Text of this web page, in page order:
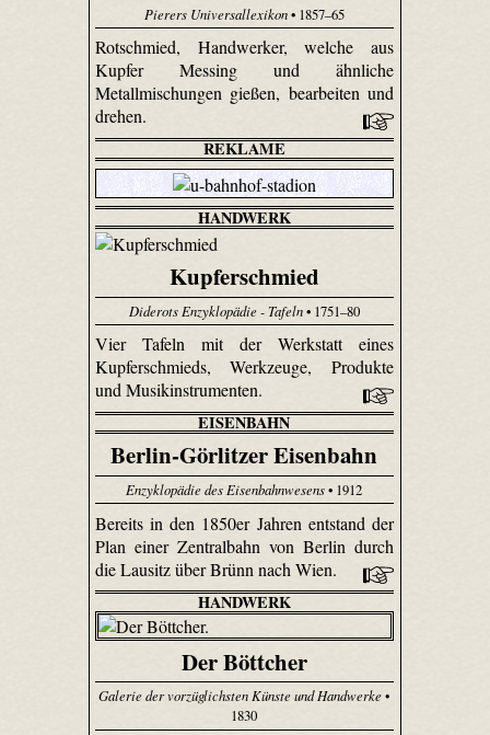
Pierers Universallexikon• 1857–65
Rotschmied, Handwerker, welche aus
Kupfer Messing und ähnliche
Metallmischungen gießen, bearbeiten und
drehen.
REKLAME
HANDWERK
Kupferschmied
Diderots Enzyklopädie - Tafeln• 1751–80
Vier Tafeln mit der Werkstatt eines
Kupferschmieds, Werkzeuge, Produkte
und Musikinstrumenten.
EISENBAHN
Berlin-Görlitzer Eisenbahn
Enzyklopädie des Eisenbahnwesens• 1912
Bereits in den 1850er Jahren entstand der
Plan einer Zentralbahn von Berlin durch
die Lausitz über Brünn nach Wien.
HANDWERK
Der Böttcher
Galerie der vorzüglichsten Künste und Handwerke•
1830